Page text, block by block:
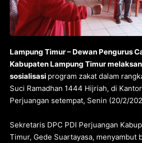
Lampung Timur – Dewan Pengurus
Kabupaten Lampung Timur
sosialisasi program zakat dalam
Suci Ramadhan 1444 Hijriah, di
Perjuangan setempat, Senin (20/2/
Sekretaris DPC PDI Perjuangan
Timur, Gede Suartayasa, menyambut